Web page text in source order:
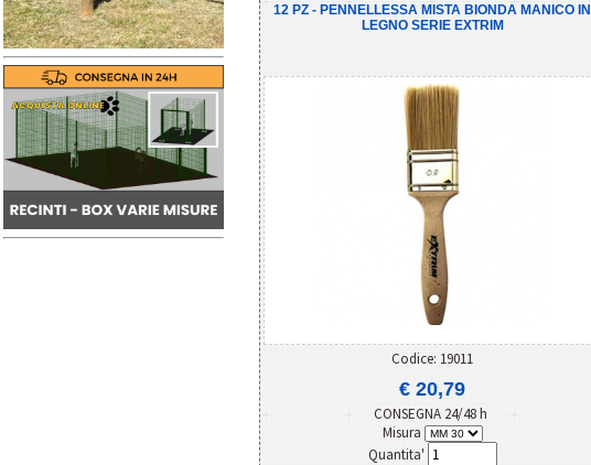
12 PZ - PENNELLESSA MISTA BIONDA MANICO IN
LEGNO SERIE EXTRIM
Codice: 19011
€ 20,79
CONSEGNA 24/48 h
Misura
Quantita'